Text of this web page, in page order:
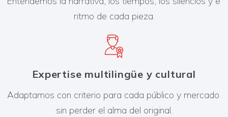
ritmo de cada pieza.
Expertise multilingüe y cultural
Adaptamos con criterio para cada público y mercado,
sin perder el alma del original.